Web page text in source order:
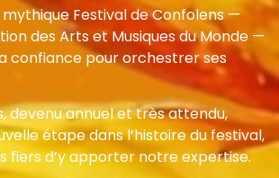
mythique Festival de Confolens —
des Arts et Musiques du Monde —
confiance pour orchestrer ses
devenu annuel et très attendu,
étape dans l’histoire du festival,
fiers d’y apporter notre expertise.